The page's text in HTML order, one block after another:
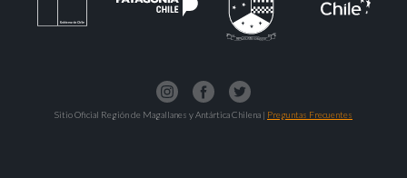
Sitio Oficial Región de Magallanes y Antártica Chilena | Preguntas Frecuentes